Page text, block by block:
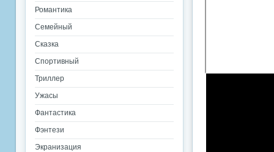
Романтика
Семейный
Сказка
Спортивный
Триллер
Ужасы
Фантастика
Фэнтези
Экранизация